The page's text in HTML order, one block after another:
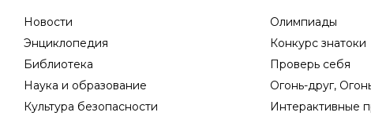
Новости
Энциклопедия
Библиотека
Наука и образование
Культура безопасности
Олимпиады
Конкурс знатоки
Проверь себя
Огонь-друг,
Интерактивные